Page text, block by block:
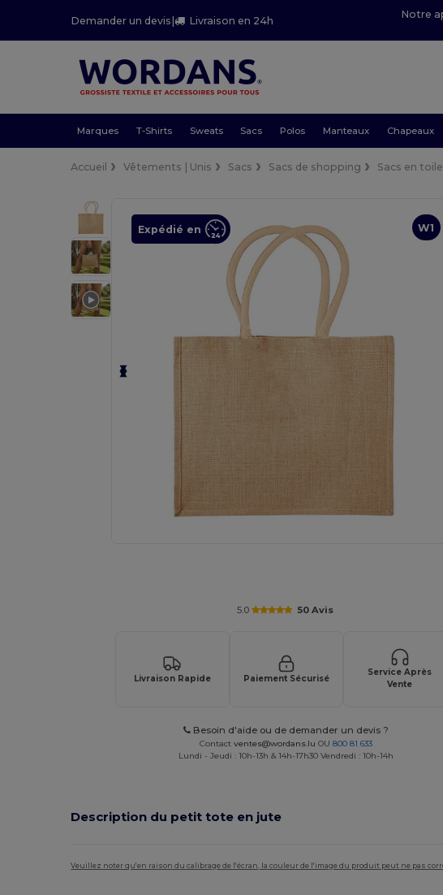
Demander un devis| Livraison en 24h
Notre
Marques T-Shirts Sweats Sacs Polos Manteaux Chapeaux
Accueil Vêtements | Unis Sacs Sacs de shopping Sacs en toile
W1
Expédié en
5.0 50 Avis
Livraison Rapide Paiement Sécurisé
Service Après
Vente
Besoin d'aide ou de demander un devis ?
Contactventes@wordans.lu OU800 81 633
Lundi - Jeudi : 10h-13h & 14h-17h30 Vendredi : 10h-14h
Description du petit tote en jute
Veuillez noter qu'en raison du calibrage de l'écran, la couleur de l'image du produit peut ne pas